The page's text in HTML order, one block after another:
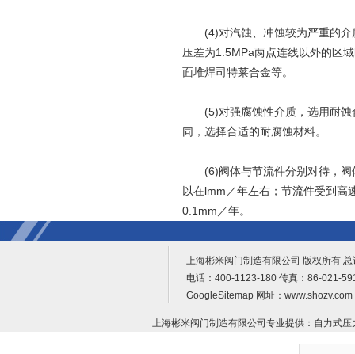
(4)对汽蚀、冲蚀较为严重的介
压差为1.5MPa两点连线以外的区
面堆焊司特莱合金等。
(5)对强腐蚀性介质，选用耐蚀
同，选择合适的耐腐蚀材料。
(6)阀体与节流件分别对待，阀
以在lmm／年左右；节流件受到高
0.1mm／年。
上海彬米阀门制造有限公司 版权所有
电话：400-1123-180 传真：86-021-
GoogleSitemap 网址：
上海彬米阀门制造有限公司专业提供： 自力式压